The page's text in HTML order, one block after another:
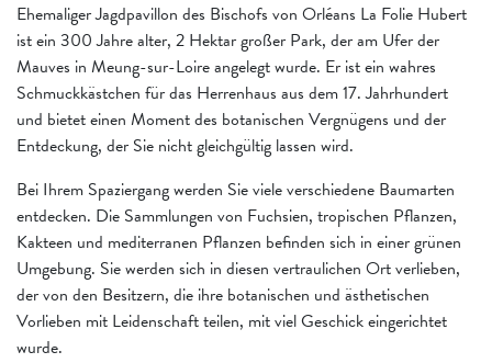
Ehemaliger Jagdpavillon des Bischofs von Orléans La Folie Hubert
ist ein 300 Jahre alter, 2 Hektar großer Park, der am Ufer der
Mauves in Meung-sur-Loire angelegt wurde. Er ist ein wahres
Schmuckkästchen für das Herrenhaus aus dem 17. Jahrhundert
und bietet einen Moment des botanischen Vergnügens und der
Entdeckung, der Sie nicht gleichgültig lassen wird.
Bei Ihrem Spaziergang werden Sie viele verschiedene Baumarten
entdecken. Die Sammlungen von Fuchsien, tropischen Pflanzen,
Kakteen und mediterranen Pflanzen befinden sich in einer grünen
Umgebung. Sie werden sich in diesen vertraulichen Ort verlieben,
der von den Besitzern, die ihre botanischen und ästhetischen
Vorlieben mit Leidenschaft teilen, mit viel Geschick eingerichtet
wurde.